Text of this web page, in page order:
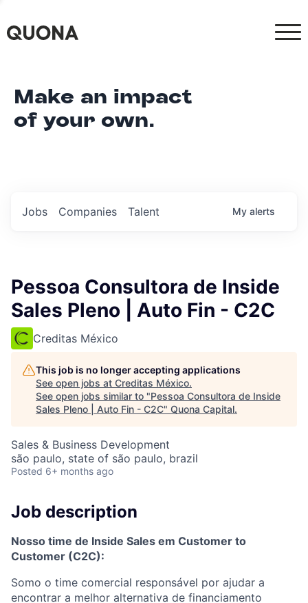
Make an impact
of your own.
Jobs Companies Talent My alerts
Pessoa Consultora de Inside
Sales Pleno | Auto Fin - C2C
Creditas México
This job is no longer accepting applications
See open jobs at Creditas México.
See open jobs similar to "Pessoa Consultora de Inside
Sales Pleno | Auto Fin - C2C" Quona Capital.
Sales & Business Development
são paulo, state of são paulo, brazil
Posted 6+ months ago
Job description
Nosso time de Inside Sales em Customer to
Customer (C2C):
Somo o time comercial responsável por ajudar a
encontrar a melhor alternativa de financiamento